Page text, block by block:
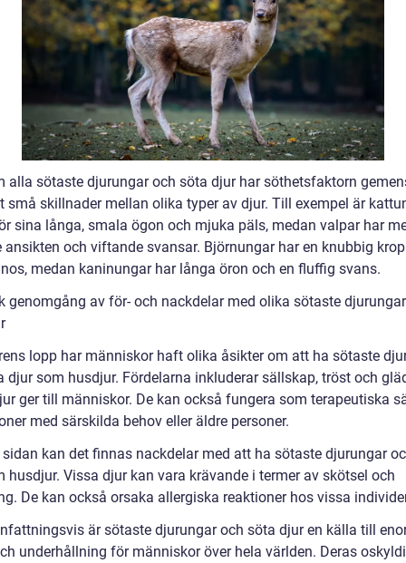
alla sötaste djurungar och söta djur har söthetsfaktorn
små skillnader mellan olika typer av djur. Till exempel är
sina långa, smala ögon och mjuka päls, medan valpar har
ansikten och viftande svansar. Björnungar har en knubbig
medan kaninungar har långa öron och en fluffig svans.
genomgång av för- och nackdelar med olika sötaste
lopp har människor haft olika åsikter om att ha sötaste
djur som husdjur. Fördelarna inkluderar sällskap, tröst och
ger till människor. De kan också fungera som terapeutiska
med särskilda behov eller äldre personer.
kan det finnas nackdelar med att ha sötaste djurungar
husdjur. Vissa djur kan vara krävande i termer av skötsel och
De kan också orsaka allergiska reaktioner hos vissa
är sötaste djurungar och söta djur en källa till
underhållning för människor över hela världen. Deras